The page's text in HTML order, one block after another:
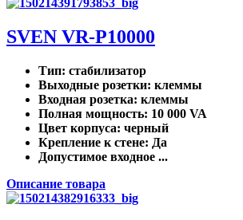
SVEN VR-P10000
Тип: стабилизатор
Выходные розетки: клеммы
Входная розетка: клеммы
Полная мощность: 10 000 VA
Цвет корпуса: черный
Крепление к стене: Да
Допустимое входное ...
Описание товара